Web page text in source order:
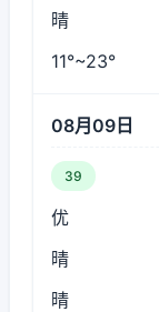
晴
11°~23°
08月09日
39
优
晴
晴